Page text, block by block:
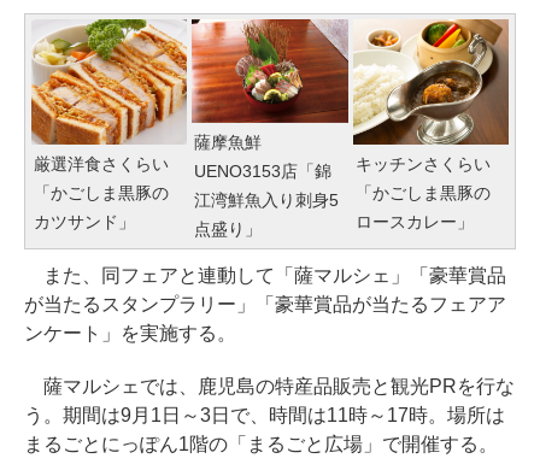
厳選洋食さくらい
「かごしま黒豚の
カツサンド」
薩摩魚鮮
UENO3153店「錦
江湾鮮魚入り刺身5
点盛り」
キッチンさくらい
「かごしま黒豚の
ロースカレー」
また、同フェアと連動して「薩マルシェ」「豪華賞品
が当たるスタンプラリー」「豪華賞品が当たるフェアア
ンケート」を実施する。
薩マルシェでは、鹿児島の特産品販売と観光PRを行な
う。期間は9月1日～3日で、時間は11時～17時。場所は
まるごとにっぽん1階の「まるごと広場」で開催する。